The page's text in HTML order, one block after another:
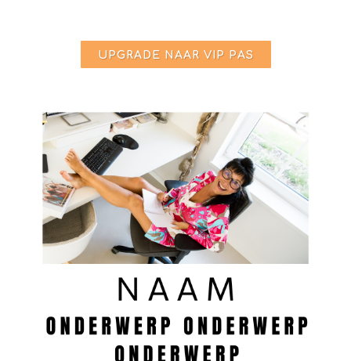
UPGRADE NAAR VIP PAS